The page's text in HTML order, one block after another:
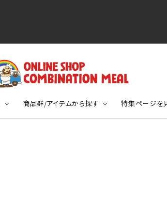
商品群/アイテムから探す 特集ページを